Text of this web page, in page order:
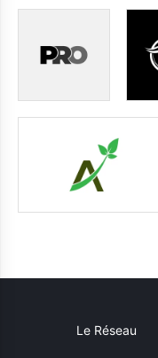
Le Réseau